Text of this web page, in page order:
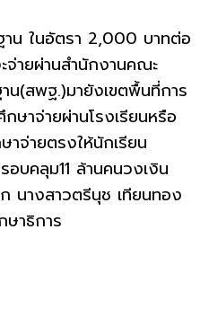
าน ในอัตรา 2,000 บาทต่อ
จ่ายผ่านสำนักงานคณะ
น(สพฐ.)มายังเขตพื้นที่การ
ษาจ่ายผ่านโรงเรียนหรือ
าจ่ายตรงให้นักเรียน
บคลุม11 ล้านคนวงเงิน
นางสาวตรีนุช เทียนทอง
ษาธิการ